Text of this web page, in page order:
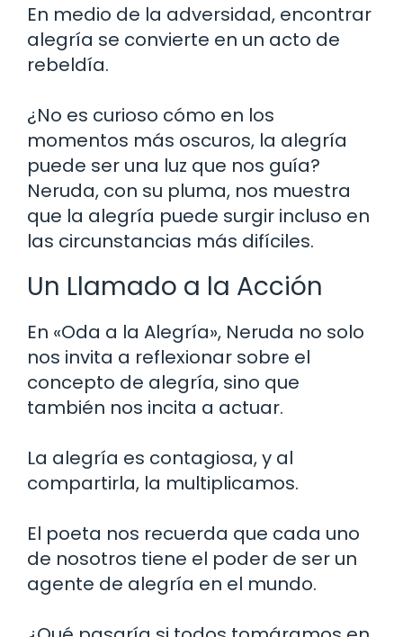
En medio de la adversidad, encontrar
alegría se convierte en un acto de
rebeldía.
¿No es curioso cómo en los
momentos más oscuros, la alegría
puede ser una luz que nos guía?
Neruda, con su pluma, nos muestra
que la alegría puede surgir incluso en
las circunstancias más difíciles.
Un Llamado a la Acción
En «Oda a la Alegría», Neruda no solo
nos invita a reflexionar sobre el
concepto de alegría, sino que
también nos incita a actuar.
La alegría es contagiosa, y al
compartirla, la multiplicamos.
El poeta nos recuerda que cada uno
de nosotros tiene el poder de ser un
agente de alegría en el mundo.